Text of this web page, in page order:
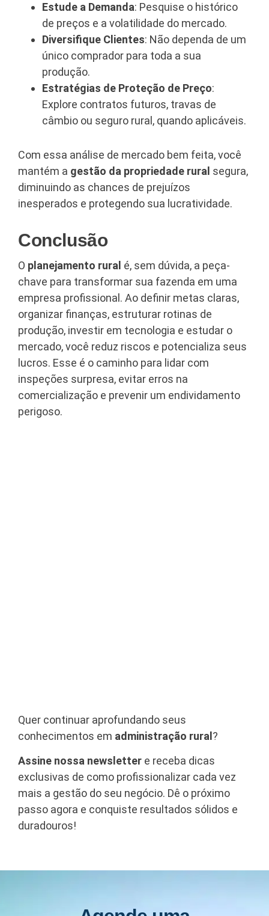
Estude a Demanda: Pesquise o histórico
de preços e a volatilidade do mercado.
Diversifique Clientes: Não dependa de um
único comprador para toda a sua
produção.
Estratégias de Proteção de Preço:
Explore contratos futuros, travas de
câmbio ou seguro rural, quando aplicáveis.
Com essa análise de mercado bem feita, você
mantém a gestão da propriedade rural segura,
diminuindo as chances de prejuízos
inesperados e protegendo sua lucratividade.
Conclusão
O planejamento rural é, sem dúvida, a peça-
chave para transformar sua fazenda em uma
empresa profissional. Ao definir metas claras,
organizar finanças, estruturar rotinas de
produção, investir em tecnologia e estudar o
mercado, você reduz riscos e potencializa seus
lucros. Esse é o caminho para lidar com
inspeções surpresa, evitar erros na
comercialização e prevenir um endividamento
perigoso.
Quer continuar aprofundando seus
conhecimentos em administração rural ?
Assine nossa newsletter e receba dicas
exclusivas de como profissionalizar cada vez
mais a gestão do seu negócio. Dê o próximo
passo agora e conquiste resultados sólidos e
duradouros!